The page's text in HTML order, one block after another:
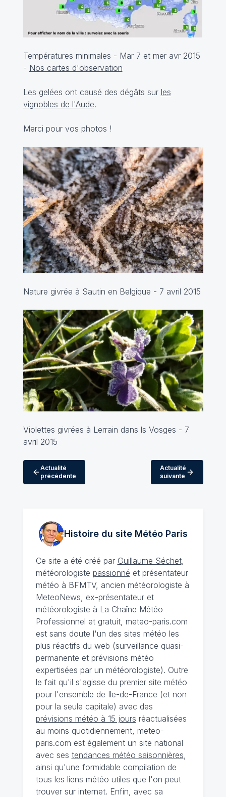
Températures minimales - Mar 7 et mer avr 2015
- Nos cartes d'observation
Les gelées ont causé des dégâts sur les
vignobles de l'Aude.
Merci pour vos photos !
Nature givrée à Sautin en Belgique - 7 avril 2015
Violettes givrées à Lerrain dans ls Vosges - 7
avril 2015
Actualité
précédente
Actualité
suivante
Histoire du site MétéoParis
Ce site a été créé par Guillaume Séchet,
météorologiste passionné et présentateur
météo à BFMTV, ancien météorologiste à
MeteoNews, ex-présentateur et
météorologiste à La Chaîne Météo
Professionnel et gratuit, meteo-paris.com
est sans doute l'un des sites météo les
plus réactifs du web (surveillance quasi-
permanente et prévisions météo
expertisées par un météorologiste). Outre
le fait qu'il s'agisse du premier site météo
pour l'ensemble de Ile-de-France (et non
pour la seule capitale) avec des
prévisions météo à 15 jours réactualisées
au moins quotidiennement, meteo-
paris.com est également un site national
avec ses tendances météo saisonnières
ainsi qu'une formidable compilation de
tous les liens météo utiles que l'on peut
trouver sur internet. Enfin, avec sa